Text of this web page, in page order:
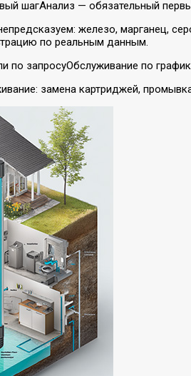
Анализ — обязательный
железо, марганец,
по реальным данным.
Обслуживание по
замена картриджей,